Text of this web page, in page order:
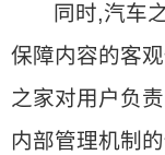
同时,汽车
保障内容的客
之家对用户负
内部管理机制